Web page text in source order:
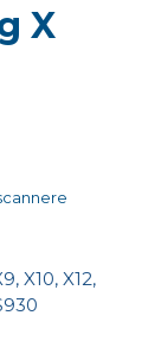
X
X10, X12,